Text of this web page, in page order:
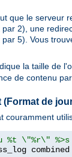
que le serveur
2), une
5). Vous
la taille de
de contenu
de
couramment
%t \"%r\"
combined